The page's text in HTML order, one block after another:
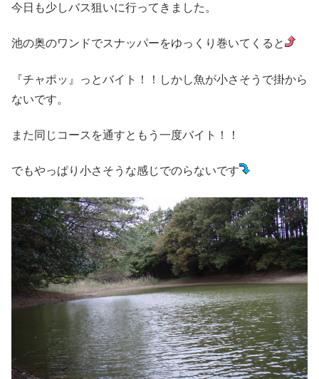
今日も少しバス狙いに行ってきました。
池の奥のワンドでスナッパーをゆっくり巻いてくると
『チャポッ』っとバイト！！しかし魚が小さそうで掛から
ないです。
また同じコースを通すともう一度バイト！！
でもやっぱり小さそうな感じでのらないです